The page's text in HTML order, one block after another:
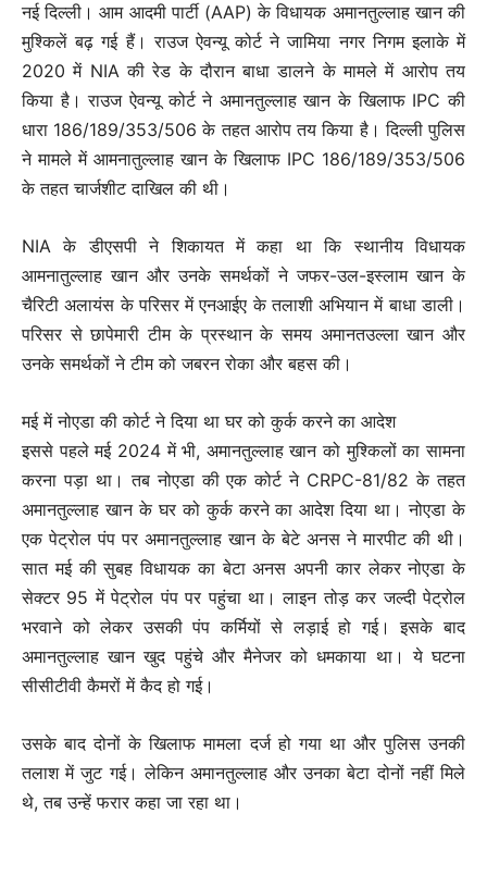
नई दिल्‍ली। आम आदमी पार्टी (AAP) के विधायक अमानतुल्लाह खान की
मुश्किलें बढ़ गई हैं। राउज ऐवन्यू कोर्ट ने जामिया नगर निगम इलाके में
2020 में NIA की रेड के दौरान बाधा डालने के मामले में आरोप तय
किया है। राउज ऐवन्यू कोर्ट ने अमानतुल्लाह खान के खिलाफ IPC की
धारा 186/189/353/506 के तहत आरोप तय किया है। दिल्ली पुलिस
ने मामले में आमनातुल्लाह खान के खिलाफ IPC 186/189/353/506
के तहत चार्जशीट दाखिल की थी।
NIA के डीएसपी ने शिकायत में कहा था कि स्थानीय विधायक
आमनातुल्लाह खान और उनके समर्थकों ने जफर-उल-इस्लाम खान के
चैरिटी अलायंस के परिसर में एनआईए के तलाशी अभियान में बाधा डाली।
परिसर से छापेमारी टीम के प्रस्थान के समय अमानतउल्ला खान और
उनके समर्थकों ने टीम को जबरन रोका और बहस की।
मई में नोएडा की कोर्ट ने दिया था घर को कुर्क करने का आदेश
इससे पहले मई 2024 में भी, अमानतुल्लाह खान को मुश्किलों का सामना
करना पड़ा था। तब नोएडा की एक कोर्ट ने CRPC-81/82 के तहत
अमानतुल्लाह खान के घर को कुर्क करने का आदेश दिया था। नोएडा के
एक पेट्रोल पंप पर अमानतुल्लाह खान के बेटे अनस ने मारपीट की थी।
सात मई की सुबह विधायक का बेटा अनस अपनी कार लेकर नोएडा के
सेक्टर 95 में पेट्रोल पंप पर पहुंचा था। लाइन तोड़ कर जल्दी पेट्रोल
भरवाने को लेकर उसकी पंप कर्मियों से लड़ाई हो गई। इसके बाद
अमानतुल्लाह खान खुद पहुंचे और मैनेजर को धमकाया था। ये घटना
सीसीटीवी कैमरों में कैद हो गई।
उसके बाद दोनों के खिलाफ मामला दर्ज हो गया था और पुलिस उनकी
तलाश में जुट गई। लेकिन अमानतुल्लाह और उनका बेटा दोनों नहीं मिले
थे, तब उन्हें फरार कहा जा रहा था।